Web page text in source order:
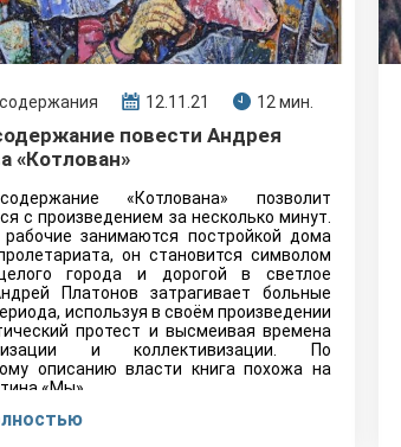
12.11.21 12 мин.
повести Андрея
«Котлован»
«Котлована» позволит
с произведением за несколько минут.
занимаются постройкой дома
он становится символом
города и дорогой в светлое
Платонов затрагивает больные
используя в своём произведении
протест и высмеивая времена
и коллективизации. По
описанию власти книга похожа на
«Мы».